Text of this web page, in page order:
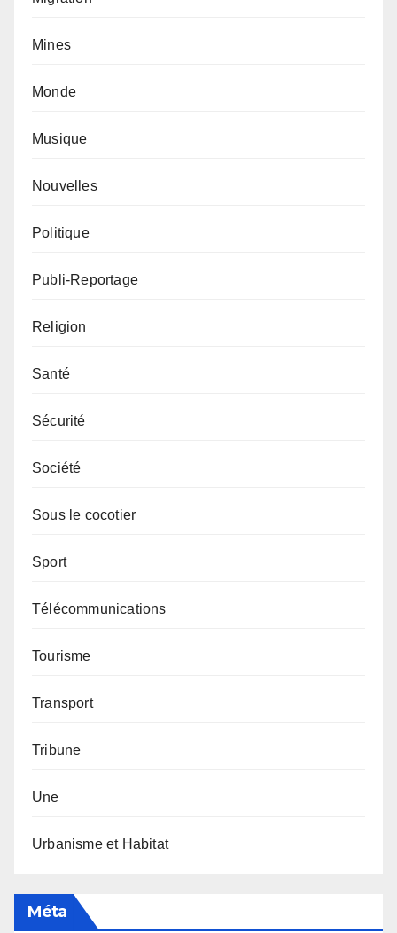
Mines
Monde
Musique
Nouvelles
Politique
Publi-Reportage
Religion
Santé
Sécurité
Société
Sous le cocotier
Sport
Télécommunications
Tourisme
Transport
Tribune
Une
Urbanisme et Habitat
Méta